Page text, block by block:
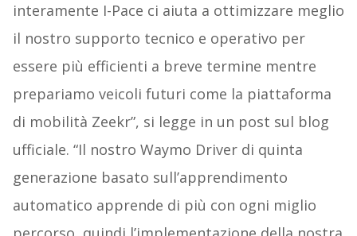
interamente I-Pace ci aiuta a ottimizzare meglio
il nostro supporto tecnico e operativo per
essere più efficienti a breve termine mentre
prepariamo veicoli futuri come la piattaforma
di mobilità Zeekr”, si legge in un post sul blog
ufficiale. “Il nostro Waymo Driver di quinta
generazione basato sull’apprendimento
automatico apprende di più con ogni miglio